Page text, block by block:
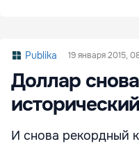
Publika 19 января 2015,
Доллар
И снова рекордный